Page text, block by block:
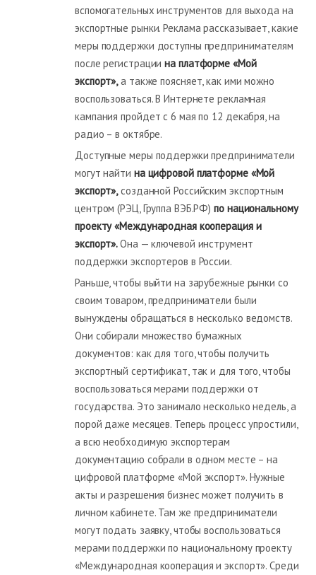
вспомогательных инструментов для выхода на
экспортные рынки. Реклама рассказывает, какие
меры поддержки доступны предпринимателям
после регистрациина платформе «Мой
экспорт»,а также поясняет, как ими можно
воспользоваться. В Интернете рекламная
кампания пройдет с 6 мая по 12 декабря, на
радио – в октябре.
Доступные меры поддержки предприниматели
могут найти на цифровой платформе «Мой
экспорт»,созданной Российским экспортным
центром (РЭЦ, Группа ВЭБ.РФ) по национальному
проекту «Международная кооперация и
экспорт».Она — ключевой инструмент
поддержки экспортеров в России.
Раньше, чтобы выйти на зарубежные рынки со
своим товаром, предприниматели были
вынуждены обращаться в несколько ведомств.
Они собирали множество бумажных
документов: как для того, чтобы получить
экспортный сертификат, так и для того, чтобы
воспользоваться мерами поддержки от
государства. Это занимало несколько недель, а
порой даже месяцев. Теперь процесс упростили,
а всю необходимую экспортерам
документацию собрали в одном месте – на
цифровой платформе «Мой экспорт». Нужные
акты и разрешения бизнес может получить в
личном кабинете. Там же предприниматели
могут подать заявку, чтобы воспользоваться
мерами поддержки по национальному проекту
«Международная кооперация и экспорт». Среди